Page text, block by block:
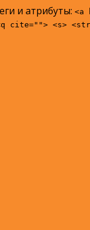
и атрибуты: <a
cite=""> <s>